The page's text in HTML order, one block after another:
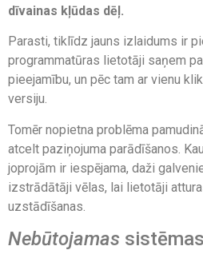
dīvainas kļūdas dēļ.
Parasti, tiklīdz jauns izlaidums ir
programmatūras lietotāji saņem
pieejamību, un pēc tam ar vienu
versiju.
Tomēr nopietna problēma
atcelt paziņojuma parādīšanos.
joprojām ir iespējama, daži
izstrādātāji vēlas, lai lietotāji
uzstādīšanas.
Nebūtojamas sistēmas